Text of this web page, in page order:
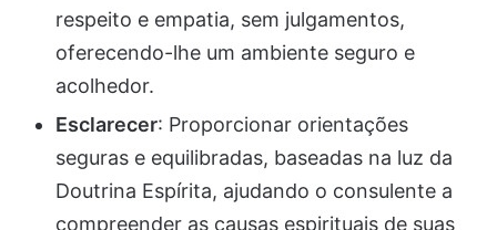
respeito e empatia, sem julgamentos,
oferecendo-lhe um ambiente seguro e
acolhedor.
Esclarecer: Proporcionar orientações
seguras e equilibradas, baseadas na luz da
Doutrina Espírita, ajudando o consulente a
compreender as causas espirituais de suas